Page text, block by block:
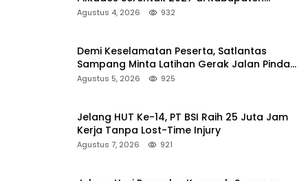
Sumenep
Agustus 4, 2026 932
Demi Keselamatan Peserta, Satlantas
Sampang Minta Latihan Gerak Jalan Pindah
ke Lokasi Aman
Agustus 5, 2026 925
Jelang HUT Ke-14, PT BSI Raih 25 Juta Jam
Kerja Tanpa Lost-Time Injury
Agustus 7, 2026 921